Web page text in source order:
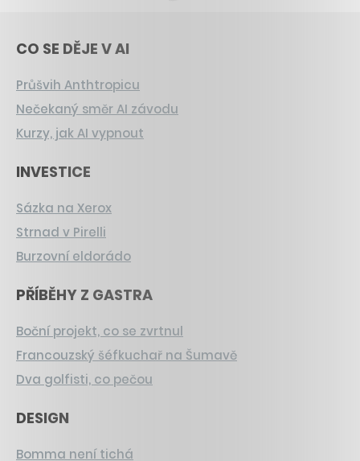
CO SE DĚJE V AI
Průšvih Anthtropicu
Nečekaný směr AI závodu
Kurzy, jak AI vypnout
INVESTICE
Sázka na Xerox
Strnad v Pirelli
Burzovní eldorádo
PŘÍBĚHY Z GASTRA
Boční projekt, co se zvrtnul
Francouzský šéfkuchař na Šumavě
Dva golfisti, co pečou
DESIGN
Bomma není tichá